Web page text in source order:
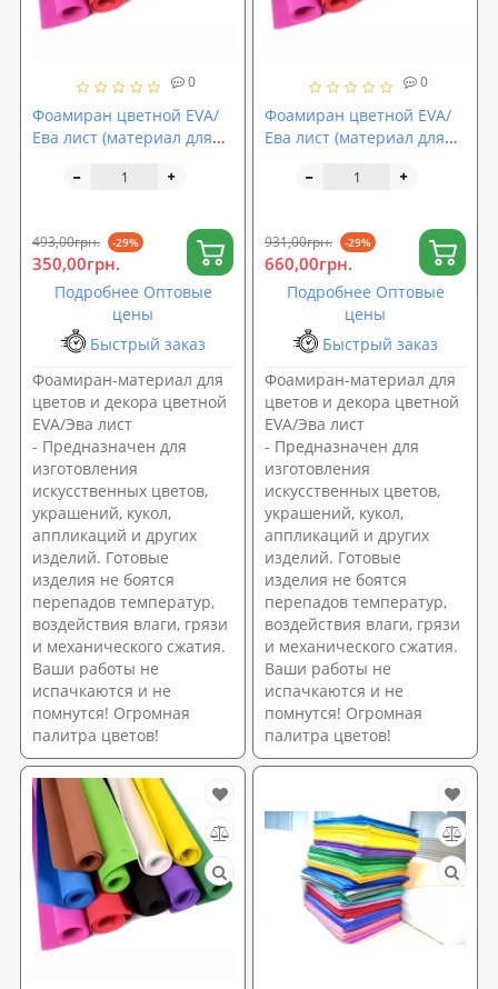
0
Фоамиран цветной EVA/
Ева лист (материал для
2500х1500x1мм
493,00грн. -29%
350,00грн.
Подробнее Оптовые
цены
Быстрый заказ
Фоамиран-материал для
цветов и декора цветной
EVA/Эва лист
- Предназначен для
изготовления
искусственных цветов,
украшений, кукол,
аппликаций и других
изделий. Готовые
изделия не боятся
перепадов температур,
воздействия влаги, грязи
и механического сжатия.
Ваши работы не
испачкаются и не
помнутся! Огромная
палитра цветов!
0
Фоамиран цветной EVA/
Ева лист (материал для
2500х1500x2мм
931,00грн. -29%
660,00грн.
Подробнее Оптовые
цены
Быстрый заказ
Фоамиран-материал для
цветов и декора цветной
EVA/Эва лист
- Предназначен для
изготовления
искусственных цветов,
украшений, кукол,
аппликаций и других
изделий. Готовые
изделия не боятся
перепадов температур,
воздействия влаги, грязи
и механического сжатия.
Ваши работы не
испачкаются и не
помнутся! Огромная
палитра цветов!